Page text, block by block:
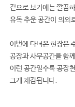
겉으로 보기에는 깔끔
유독 추운 공간이 의외
이번에 다녀온 현장은
공장과 사무공간을 함
이런 공간일수록 공장
크게 체감됩니다.